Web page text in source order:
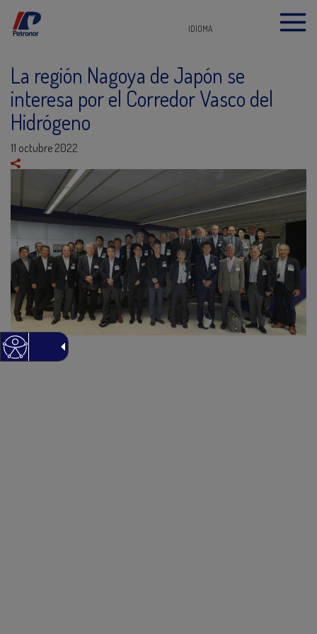
IDIOMA
La región Nagoya de Japón se
interesa por el Corredor Vasco del
Hidrógeno
11 octubre 2022